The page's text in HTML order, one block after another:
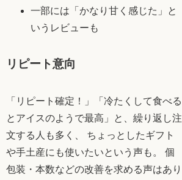
一部には「かなり甘く感じた」と
いうレビューも
リピート意向
「リピート確定！」「冷たくして食べる
とアイスのようで最高」と、繰り返し注
文する人も多く、 ちょっとしたギフト
や手土産にも使いたいという声も。 個
包装・本数などの改善を求める声はあり